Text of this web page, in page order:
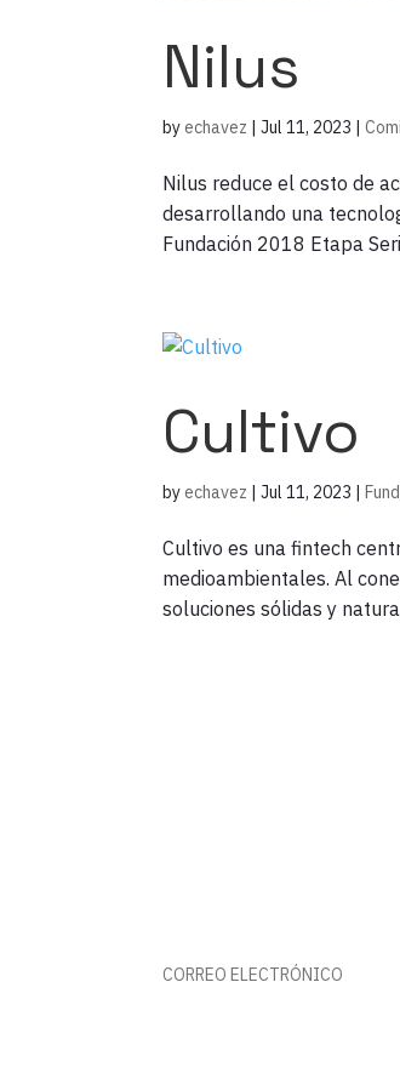
Nilus
by echavez |Jul 11, 2023 |
Nilus reduce el costo de
desarrollando una
Fundación 2018 Etapa
Cultivo
by echavez |Jul 11, 2023 |Fund
Cultivo es una fintech
medioambientales. Al
soluciones sólidas y